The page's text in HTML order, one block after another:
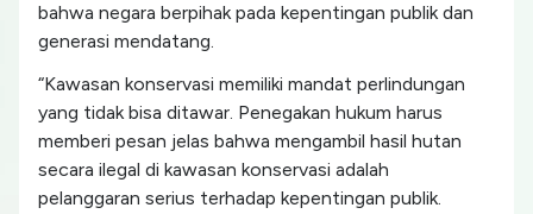
bahwa negara berpihak pada kepentingan publik dan
generasi mendatang.
“Kawasan konservasi memiliki mandat perlindungan
yang tidak bisa ditawar. Penegakan hukum harus
memberi pesan jelas bahwa mengambil hasil hutan
secara ilegal di kawasan konservasi adalah
pelanggaran serius terhadap kepentingan publik.